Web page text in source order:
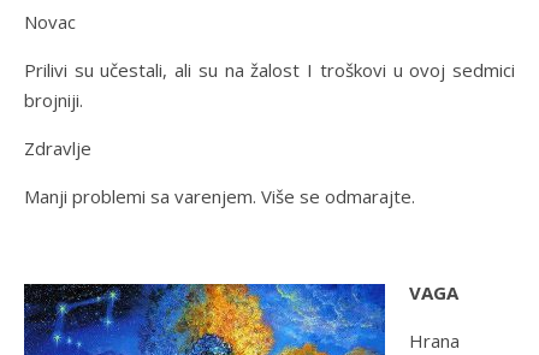
Novac
Prilivi su učestali, ali su na žalost I troškovi u ovoj sedmici
brojniji.
Zdravlje
Manji problemi sa varenjem. Više se odmarajte.
VAGA
Hrana